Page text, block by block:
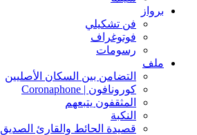
برواز
فن تشكيلي
فوتوغراف
رسومات
ملف
التضامن بين السكان الأصليين
كورونافون | Coronaphone
المثقفون يتبعهم
النكبة
قصيدة الحائط والقارئ الصديق